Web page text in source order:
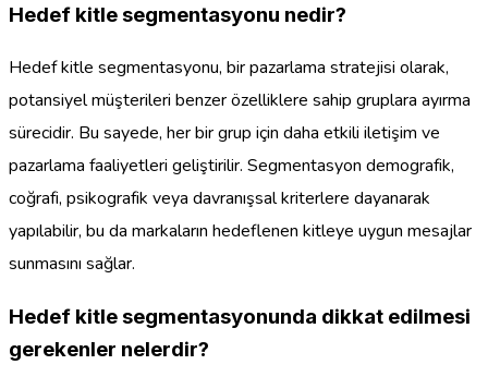
Hedef kitle segmentasyonu nedir?
Hedef kitle segmentasyonu, bir pazarlama stratejisi olarak,
potansiyel müşterileri benzer özelliklere sahip gruplara ayırma
sürecidir. Bu sayede, her bir grup için daha etkili iletişim ve
pazarlama faaliyetleri geliştirilir. Segmentasyon demografik,
coğrafi, psikografik veya davranışsal kriterlere dayanarak
yapılabilir, bu da markaların hedeflenen kitleye uygun mesajlar
sunmasını sağlar.
Hedef kitle segmentasyonunda dikkat edilmesi
gerekenler nelerdir?